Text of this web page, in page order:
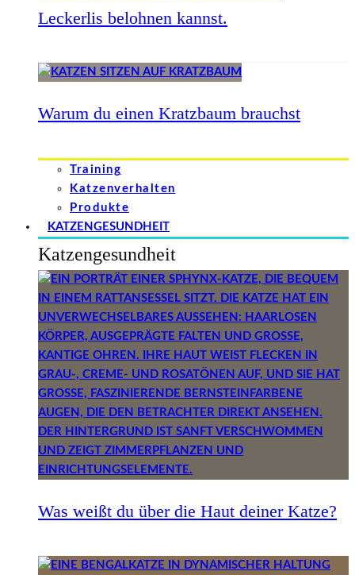
Leckerlis belohnen kannst.
Warum du einen Kratzbaum brauchst
Training
Katzenverhalten
Produkte
KATZENGESUNDHEIT
Katzengesundheit
Was weißt du über die Haut deiner Katze?